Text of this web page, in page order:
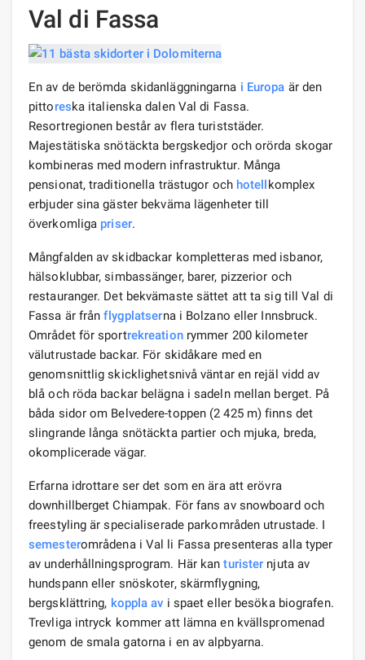
Val di Fassa
En av de berömda skidanläggningarna i Europa är den
pittoreska italienska dalen Val di Fassa.
Resortregionen består av flera turiststäder.
Majestätiska snötäckta bergskedjor och orörda skogar
kombineras med modern infrastruktur. Många
pensionat, traditionella trästugor och hotellkomplex
erbjuder sina gäster bekväma lägenheter till
överkomliga priser.
Mångfalden av skidbackar kompletteras med isbanor,
hälsoklubbar, simbassänger, barer, pizzerior och
restauranger. Det bekvämaste sättet att ta sig till Val di
Fassa är frånflygplatserna i Bolzano eller Innsbruck.
Området för sportrekreationrymmer 200 kilometer
välutrustade backar. För skidåkare med en
genomsnittlig skicklighetsnivå väntar en rejäl vidd av
blå och röda backar belägna i sadeln mellan berget. På
båda sidor om Belvedere-toppen (2 425 m) finns det
slingrande långa snötäckta partier och mjuka, breda,
okomplicerade vägar.
Erfarna idrottare ser det som en ära att erövra
downhillberget Chiampak. För fans av snowboard och
freestyling är specialiserade parkområden utrustade. I
semesterområdena i Val li Fassa presenteras alla typer
av underhållningsprogram. Här kanturister njuta av
hundspann eller snöskoter, skärmflygning,
bergsklättring, koppla av i spaet eller besöka biografen.
Trevliga intryck kommer att lämna en kvällspromenad
genom de smala gatorna i en av alpbyarna.